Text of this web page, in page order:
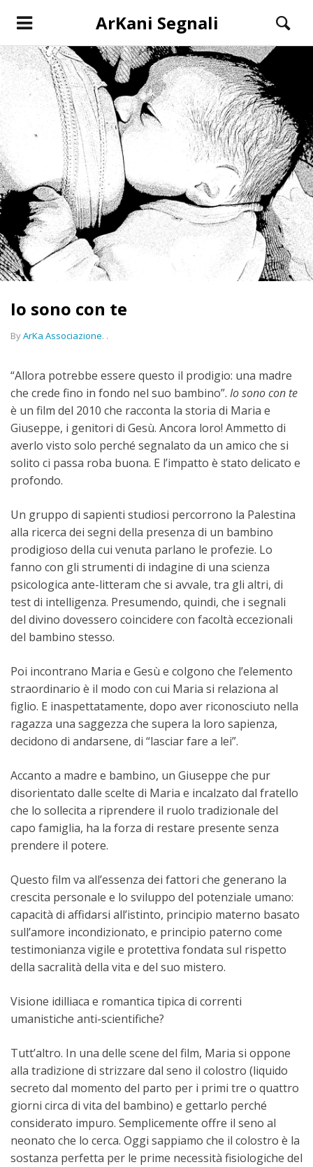
ArKani Segnali
Io sono con te
ByArKa Associazione. .
“Allora potrebbe essere questo il prodigio: una madre
che crede fino in fondo nel suo bambino”. Io sono con te
è un film del 2010 che racconta la storia di Maria e
Giuseppe, i genitori di Gesù. Ancora loro! Ammetto di
averlo visto solo perché segnalato da un amico che si
solito ci passa roba buona. E l’impatto è stato delicato e
profondo.
Un gruppo di sapienti studiosi percorrono la Palestina
alla ricerca dei segni della presenza di un bambino
prodigioso della cui venuta parlano le profezie. Lo
fanno con gli strumenti di indagine di una scienza
psicologica ante-litteram che si avvale, tra gli altri, di
test di intelligenza. Presumendo, quindi, che i segnali
del divino dovessero coincidere con facoltà eccezionali
del bambino stesso.
Poi incontrano Maria e Gesù e colgono che l’elemento
straordinario è il modo con cui Maria si relaziona al
figlio. E inaspettatamente, dopo aver riconosciuto nella
ragazza una saggezza che supera la loro sapienza,
decidono di andarsene, di “lasciar fare a lei”.
Accanto a madre e bambino, un Giuseppe che pur
disorientato dalle scelte di Maria e incalzato dal fratello
che lo sollecita a riprendere il ruolo tradizionale del
capo famiglia, ha la forza di restare presente senza
prendere il potere.
Questo film va all’essenza dei fattori che generano la
crescita personale e lo sviluppo del potenziale umano:
capacità di affidarsi all’istinto, principio materno basato
sull’amore incondizionato, e principio paterno come
testimonianza vigile e protettiva fondata sul rispetto
della sacralità della vita e del suo mistero.
Visione idilliaca e romantica tipica di correnti
umanistiche anti-scientifiche?
Tutt’altro. In una delle scene del film, Maria si oppone
alla tradizione di strizzare dal seno il colostro (liquido
secreto dal momento del parto per i primi tre o quattro
giorni circa di vita del bambino) e gettarlo perché
considerato impuro. Semplicemente offre il seno al
neonato che lo cerca. Oggi sappiamo che il colostro è la
sostanza perfetta per le prime necessità fisiologiche del